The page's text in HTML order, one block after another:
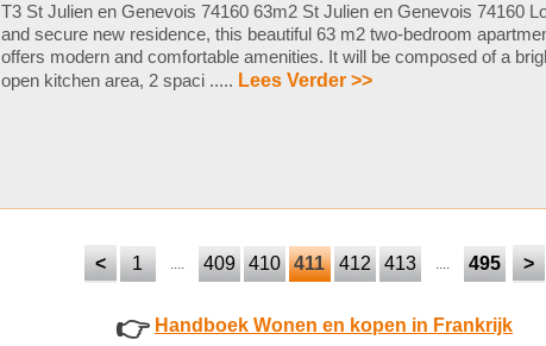
T3 St Julien en Genevois 74160 63m2 St Julien en Genevois 74160
and secure new residence, this beautiful 63 m2 two-bedroom
offers modern and comfortable amenities. It will be composed of a
open kitchen area, 2 spaci ..... Lees Verder >>
< 1 .... 409 410 411 412 413 .... 495 >
👉 Handboek Wonen en kopen in Frankrijk